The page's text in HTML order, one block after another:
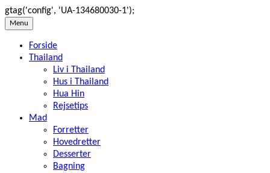
gtag('config', 'UA-134680030-1');
Skip
content
Menu
Forside
Thailand
Liv i Thailand
Hus i Thailand
Hua Hin
Rejsetips
Mad
Forretter
Hovedretter
Desserter
Bagning